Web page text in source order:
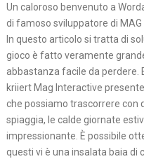
Un caloroso benvenuto a
di famoso sviluppatore di
In questo articolo si tratta di
gioco è fatto veramente
abbastanza facile da perdere.
kriiert Mag Interactive
che possiamo trascorrere con
spiaggia, le calde giornate
impressionante. È possibile
questi vi è una insalata baia di